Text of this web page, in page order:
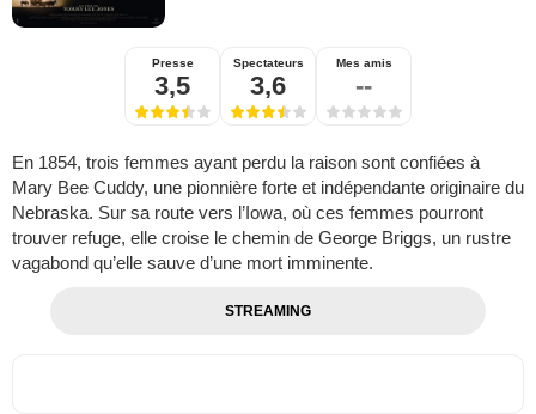
Presse
3,5
Spectateurs
3,6
Mes amis
--
En 1854, trois femmes ayant perdu la raison sont confiées à
Mary Bee Cuddy, une pionnière forte et indépendante originaire du
Nebraska. Sur sa route vers l’Iowa, où ces femmes pourront
trouver refuge, elle croise le chemin de George Briggs, un rustre
vagabond qu’elle sauve d’une mort imminente.
STREAMING